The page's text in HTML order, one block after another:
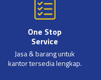
One Stop
Service
Jasa & barang untuk
kantor tersedia lengkap.